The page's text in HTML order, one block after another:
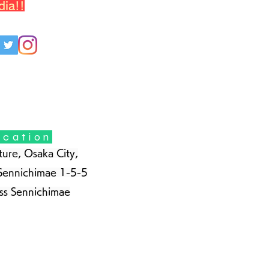
Osaka City,
1-5-5
Sennichimae